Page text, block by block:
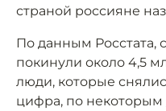
страной россияне
По данным Росстата,
покинули около 4,5
люди, которые
цифра, по некоторым